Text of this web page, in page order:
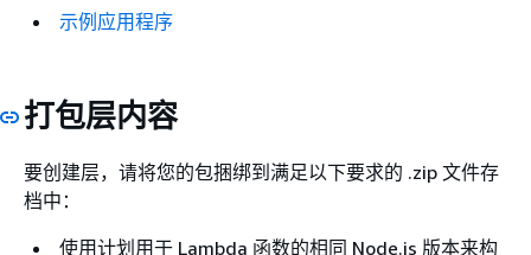
示例应用程序
打包层内容
要创建层，请将您的包捆绑到满足以下要求的 .zip 文件存
档中：
使用计划用于 Lambda 函数的相同 Node.js 版本来构